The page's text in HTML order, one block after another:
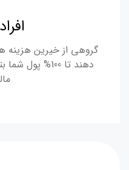
گروهی از خیرین هزینه
دهند تا 100%